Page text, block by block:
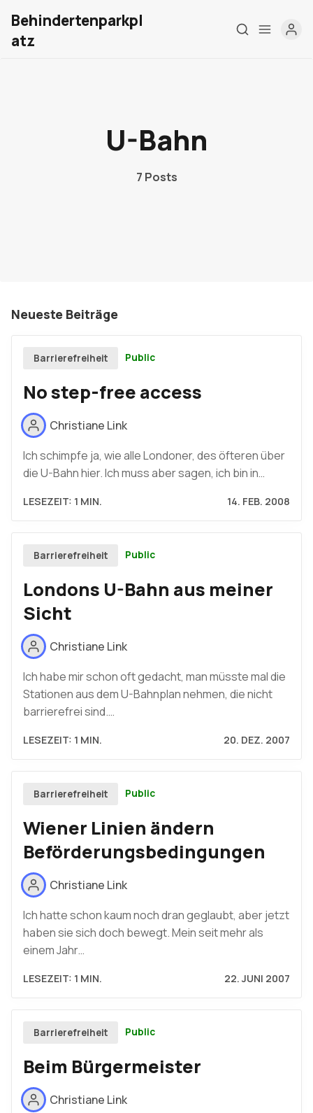
Über mich
Meine Firma
Behindertenparkpl
atz
U-Bahn
7 Posts
Neueste Beiträge
Barrierefreiheit Public
No step-free access
Christiane Link
Ich schimpfe ja, wie alle Londoner, des öfteren über
die U-Bahn hier. Ich muss aber sagen, ich bin in…
LESEZEIT: 1 MIN. 14. FEB. 2008
Barrierefreiheit Public
Londons U-Bahn aus meiner
Sicht
Christiane Link
Ich habe mir schon oft gedacht, man müsste mal die
Stationen aus dem U-Bahnplan nehmen, die nicht
barrierefrei sind.…
LESEZEIT: 1 MIN. 20. DEZ. 2007
Barrierefreiheit Public
Wiener Linien ändern
Beförderungsbedingungen
Christiane Link
Ich hatte schon kaum noch dran geglaubt, aber jetzt
haben sie sich doch bewegt. Mein seit mehr als
einem Jahr…
LESEZEIT: 1 MIN. 22. JUNI 2007
Barrierefreiheit Public
Beim Bürgermeister
Christiane Link